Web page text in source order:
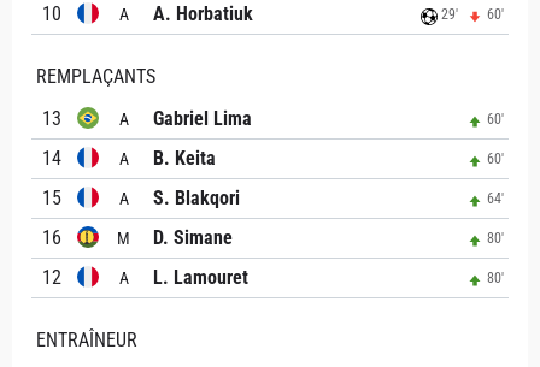
10 A A. Horbatiuk 29' 60'
REMPLAÇANTS
13
A Gabriel Lima 60'
14 A B. Keita 60'
15 A S. Blakqori 64'
16 M D. Simane 80'
12 A L. Lamouret 80'
ENTRAÎNEUR